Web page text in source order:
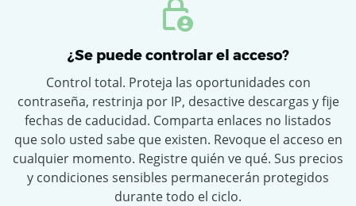
¿Se puede controlar el acceso?
Control total. Proteja las oportunidades con
contraseña, restrinja por IP, desactive descargas y fije
fechas de caducidad. Comparta enlaces no listados
que solo usted sabe que existen. Revoque el acceso en
cualquier momento. Registre quién ve qué. Sus precios
y condiciones sensibles permanecerán protegidos
durante todo el ciclo.